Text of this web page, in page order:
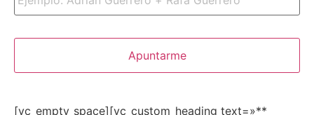
[vc_empty_space][vc_custom_heading text=»**